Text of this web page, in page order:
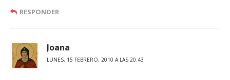
RESPONDER
Joana
LUNES, 15 FEBRERO, 2010 A LAS 20:43